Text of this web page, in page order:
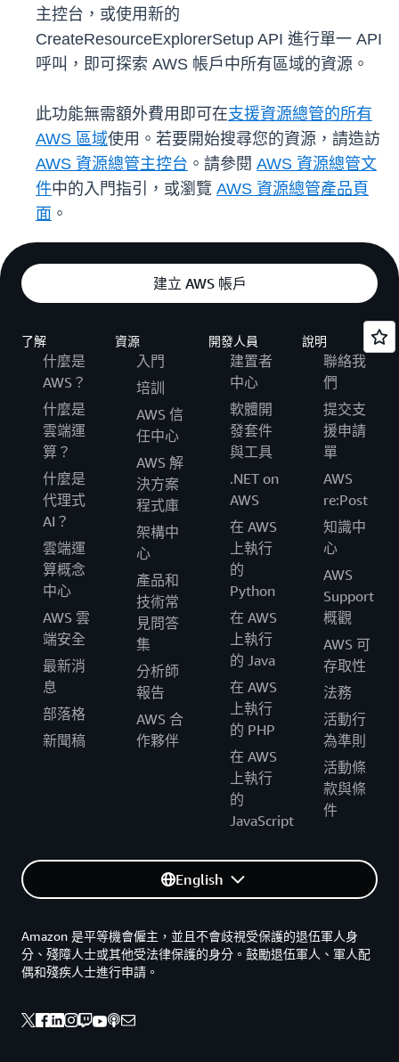
主控台，或使用新的
CreateResourceExplorerSetup API 進行單一 API
呼叫，即可探索 AWS 帳戶中所有區域的資源。
此功能無需額外費用即可在支援資源總管的所有
AWS 區域使用。若要開始搜尋您的資源，請造訪
AWS 資源總管主控台 。請參閱 AWS 資源總管文
件中的入門指引，或瀏覽 AWS 資源總管產品頁
面 。
建立 AWS 帳戶
了解
什麼是
AWS？
什麼是
雲端運
算？
什麼是
代理式
AI？
雲端運
算概念
中心
AWS 雲
端安全
最新消
息
部落格
新聞稿
資源
入門
培訓
AWS 信
任中心
AWS 解
決方案
程式庫
架構中
心
產品和
技術常
見問答
集
分析師
報告
AWS 合
作夥伴
開發人員
建置者
中心
軟體開
發套件
與工具
.NET on
AWS
在 AWS
上執行
的
Python
在 AWS
上執行
的 Java
在 AWS
上執行
的 PHP
在 AWS
上執行
的
JavaScript
說明
聯絡我
們
提交支
援申請
單
AWS
re:Post
知識中
心
AWS
Support
概觀
AWS 可
存取性
法務
活動行
為準則
活動條
款與條
件
English
Amazon 是平等機會僱主，並且不會歧視受保護的退伍軍人身
分、殘障人士或其他受法律保護的身分。鼓勵退伍軍人、軍人配
偶和殘疾人士進行申請。